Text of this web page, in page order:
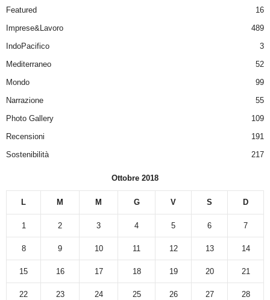
Featured
16
Imprese&Lavoro
489
IndoPacifico
3
Mediterraneo
52
Mondo
99
Narrazione
55
Photo Gallery
109
Recensioni
191
Sostenibilità
217
Ottobre 2018
L M M G V S D
1 2 3 4 5 6 7
8 9 10 11 12 13 14
15 16 17 18 19 20 21
22 23 24 25 26 27 28